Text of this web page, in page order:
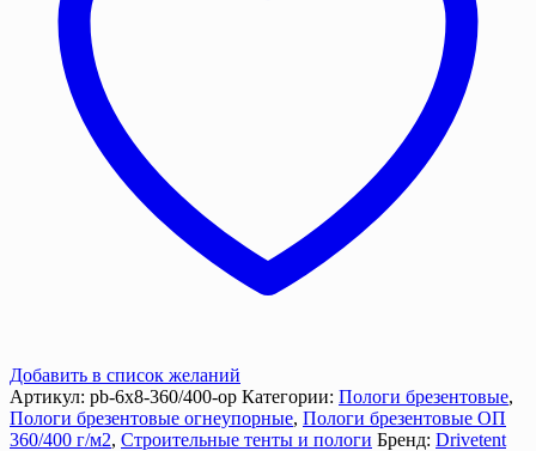
Добавить в список желаний
Артикул: pb-6x8-360/400-op Категории: Пологи брезентовые,
Пологи брезентовые огнеупорные, Пологи брезентовые ОП
360/400 г/м2, Строительные тенты и пологи Бренд: Drivetent